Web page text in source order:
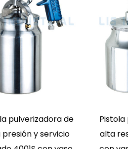
Pistola pulverizadora
convencional